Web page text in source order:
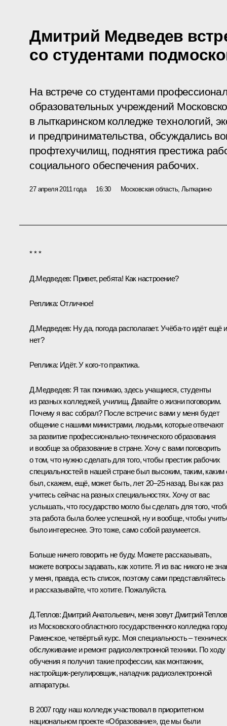
Дмитрий Медведев
со студентами
На встрече со студентами
образовательных учреждений
в лыткаринском колледже технологий,
и предпринимательства, обсуждались
профтехучилищ, поднятия престижа
социального обеспечения рабочих.
27 апреля 2011 года 16:30 Московская область, Лыткарино
* * *
Д.Медведев: Привет, ребята! Как настроение?
Реплика: Отличное!
Д.Медведев: Ну да, погода располагает. Учёба‑то идёт ещё
нет?
Реплика: Идёт. У кого‑то практика.
Д.Медведев: Я так понимаю, здесь учащиеся, студенты
из разных колледжей, училищ. Давайте о жизни поговорим.
Почему я вас собрал? После встречи с вами у меня будет
общение с нашими министрами, людьми, которые отвечают
за развитие профессионально-технического образования
и вообще за образование в стране. Хочу с вами поговорить
о том, что нужно сделать для того, чтобы престиж рабочих
специальностей в нашей стране был высоким, таким, каким
был, скажем, ещё, может быть, лет 20–25 назад. Вы как раз
учитесь сейчас на разных специальностях. Хочу от вас
услышать, что государство могло бы сделать для того,
эта работа была более успешной, ну и вообще, чтобы
было интереснее. Это тоже, само собой разумеется.
Больше ничего говорить не буду. Можете рассказывать,
можете вопросы задавать, как хотите. Я из вас никого не
у меня, правда, есть список, поэтому сами представляйтесь
и рассказывайте, что хотите. Пожалуйста.
Д.Теплов:Дмитрий Анатольевич, меня зовут Дмитрий
из Московского областного государственного колледжа
Раменское, четвёртый курс. Моя специальность –
обслуживание и ремонт радиоэлектронной техники. По ходу
обучения я получил такие профессии, как монтажник,
настройщик-регулировщик, наладчик радиоэлектронной
аппаратуры.
В 2007 году наш колледж участвовал в приоритетном
национальном проекте «Образование», где мы были